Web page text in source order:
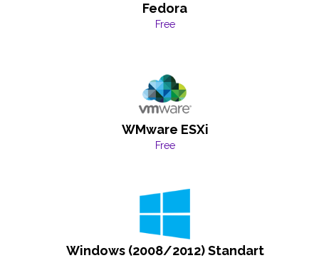
Fedora
Free
WMware ESXi
Free
Windows (2008/2012) Standart